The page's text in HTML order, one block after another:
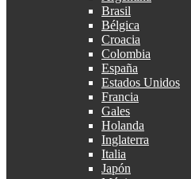
Brasil
Bélgica
Croacia
Colombia
España
Estados Unidos
Francia
Gales
Holanda
Inglaterra
Italia
Japón